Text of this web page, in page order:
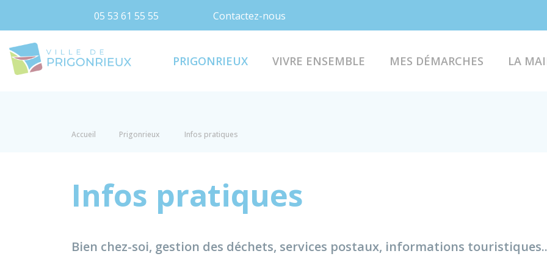
05 53 61 55 55 Contactez-nous
PRIGONRIEUX VIVRE ENSEMBLE MES DÉMARCHES LA
Accueil Prigonrieux Infos pratiques
Infos pratiques
Bien chez-soi, gestion des déchets, services postaux, informations